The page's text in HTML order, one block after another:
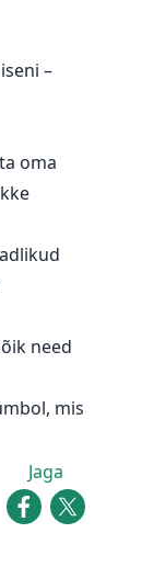
–
oma
need
mis
Jaga